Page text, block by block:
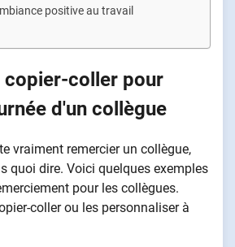
positive au travail
copier-coller pour
d'un collègue
vraiment remercier un collègue,
quoi dire. Voici quelques exemples
pour les collègues.
coller ou les personnaliser à